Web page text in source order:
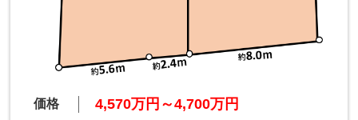
価格 4,570万円～4,700万円